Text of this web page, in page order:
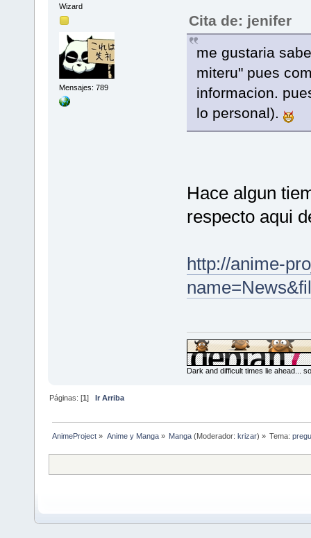
Wizard
Mensajes: 789
Cita de: jenifer
me gustaria
miteru" pues
informacion.
lo personal).
Hace algun
respecto aqui
http://anime-
Dark and difficult times lie ahead...
Páginas: [1]Ir Arriba
AnimeProject » Anime y Manga» Manga(Moderador: krizar) » Tema: